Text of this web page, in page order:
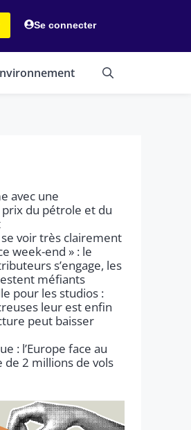
Se connecter
avec une
du pétrole et du
se voir très clairement
week-end » : le
s’engage, les
méfiants
pour les studios :
leur est enfin
peut baisser
: l’Europe face au
2 millions de vols